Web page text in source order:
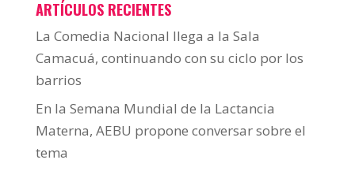
ARTÍCULOS RECIENTES
La Comedia Nacional llega a la Sala
Camacuá, continuando con su ciclo por los
barrios
En la Semana Mundial de la Lactancia
Materna, AEBU propone conversar sobre el
tema